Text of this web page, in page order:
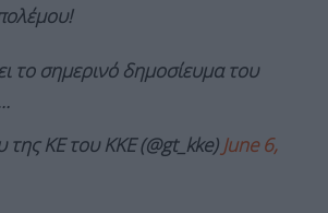
το σημερινό δημοσίευμα του
ΚΕ του ΚΚΕ (@gt_kke) June 6,